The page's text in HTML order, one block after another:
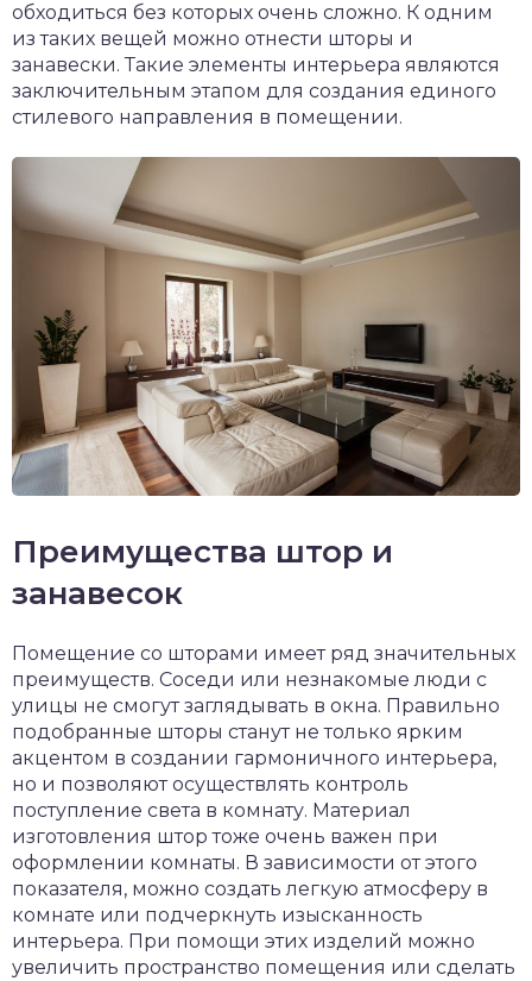
обходиться без которых очень сложно. К одним
из таких вещей можно отнести шторы и
занавески. Такие элементы интерьера являются
заключительным этапом для создания единого
стилевого направления в помещении.
Преимущества штор и
занавесок
Помещение со шторами имеет ряд значительных
преимуществ. Соседи или незнакомые люди с
улицы не смогут заглядывать в окна. Правильно
подобранные шторы станут не только ярким
акцентом в создании гармоничного интерьера,
но и позволяют осуществлять контроль
поступление света в комнату. Материал
изготовления штор тоже очень важен при
оформлении комнаты. В зависимости от этого
показателя, можно создать легкую атмосферу в
комнате или подчеркнуть изысканность
интерьера. При помощи этих изделий можно
увеличить пространство помещения или сделать